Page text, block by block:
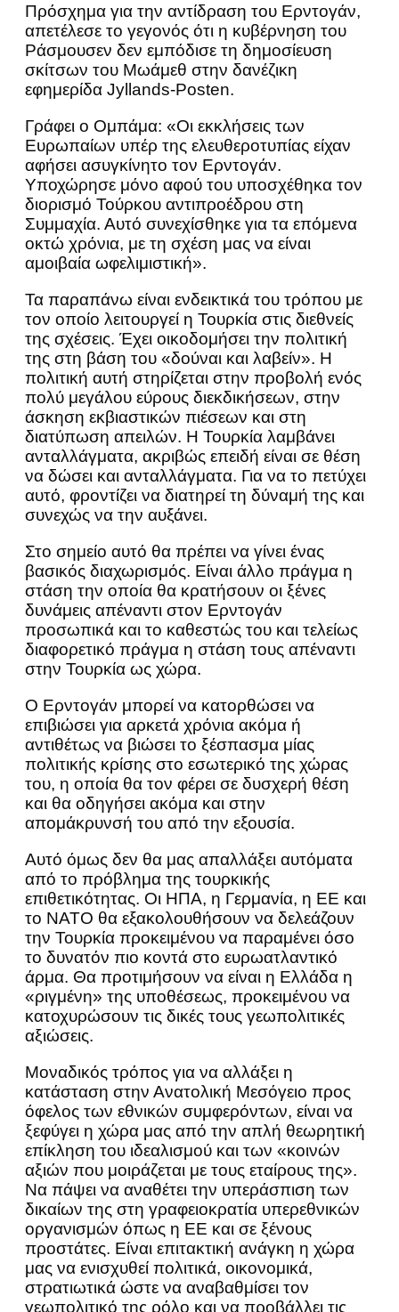
Πρόσχημα για την αντίδραση του Ερντογάν,
απετέλεσε το γεγονός ότι η κυβέρνηση του
Ράσμουσεν δεν εμπόδισε τη δημοσίευση
σκίτσων του Μωάμεθ στην δανέζικη
εφημερίδα Jyllands-Posten.
Γράφει ο Ομπάμα: «Οι εκκλήσεις των
Ευρωπαίων υπέρ της ελευθεροτυπίας είχαν
αφήσει ασυγκίνητο τον Ερντογάν.
Υποχώρησε μόνο αφού του υποσχέθηκα τον
διορισμό Τούρκου αντιπροέδρου στη
Συμμαχία. Αυτό συνεχίσθηκε για τα επόμενα
οκτώ χρόνια, με τη σχέση μας να είναι
αμοιβαία ωφελιμιστική».
Τα παραπάνω είναι ενδεικτικά του τρόπου με
τον οποίο λειτουργεί η Τουρκία στις διεθνείς
της σχέσεις. Έχει οικοδομήσει την πολιτική
της στη βάση του «δούναι και λαβείν». Η
πολιτική αυτή στηρίζεται στην προβολή ενός
πολύ μεγάλου εύρους διεκδικήσεων, στην
άσκηση εκβιαστικών πιέσεων και στη
διατύπωση απειλών. Η Τουρκία λαμβάνει
ανταλλάγματα, ακριβώς επειδή είναι σε θέση
να δώσει και ανταλλάγματα. Για να το πετύχει
αυτό, φροντίζει να διατηρεί τη δύναμή της και
συνεχώς να την αυξάνει.
Στο σημείο αυτό θα πρέπει να γίνει ένας
βασικός διαχωρισμός. Είναι άλλο πράγμα η
στάση την οποία θα κρατήσουν οι ξένες
δυνάμεις απέναντι στον Ερντογάν
προσωπικά και το καθεστώς του και τελείως
διαφορετικό πράγμα η στάση τους απέναντι
στην Τουρκία ως χώρα.
Ο Ερντογάν μπορεί να κατορθώσει να
επιβιώσει για αρκετά χρόνια ακόμα ή
αντιθέτως να βιώσει το ξέσπασμα μίας
πολιτικής κρίσης στο εσωτερικό της χώρας
του, η οποία θα τον φέρει σε δυσχερή θέση
και θα οδηγήσει ακόμα και στην
απομάκρυνσή του από την εξουσία.
Αυτό όμως δεν θα μας απαλλάξει αυτόματα
από το πρόβλημα της τουρκικής
επιθετικότητας. Οι ΗΠΑ, η Γερμανία, η ΕΕ και
το ΝΑΤΟ θα εξακολουθήσουν να δελεάζουν
την Τουρκία προκειμένου να παραμένει όσο
το δυνατόν πιο κοντά στο ευρωατλαντικό
άρμα. Θα προτιμήσουν να είναι η Ελλάδα η
«ριγμένη» της υποθέσεως, προκειμένου να
κατοχυρώσουν τις δικές τους γεωπολιτικές
αξιώσεις.
Μοναδικός τρόπος για να αλλάξει η
κατάσταση στην Ανατολική Μεσόγειο προς
όφελος των εθνικών συμφερόντων, είναι να
ξεφύγει η χώρα μας από την απλή θεωρητική
επίκληση του ιδεαλισμού και των «κοινών
αξιών που μοιράζεται με τους εταίρους της».
Να πάψει να αναθέτει την υπεράσπιση των
δικαίων της στη γραφειοκρατία υπερεθνικών
οργανισμών όπως η ΕΕ και σε ξένους
προστάτες. Είναι επιτακτική ανάγκη η χώρα
μας να ενισχυθεί πολιτικά, οικονομικά,
στρατιωτικά ώστε να αναβαθμίσει τον
γεωπολιτικό της ρόλο και να προβάλλει τις